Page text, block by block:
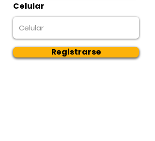
Celular
Registrarse